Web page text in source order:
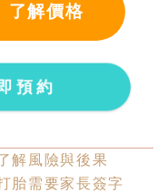
了解價格
預約
解風險與後果
胎需要家長簽字